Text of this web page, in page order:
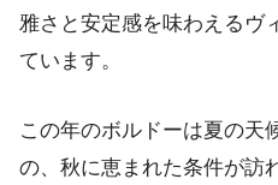
雅さと安定感を味わえるヴ
ています。
この年のボルドーは夏の天
の、秋に恵まれた条件が訪